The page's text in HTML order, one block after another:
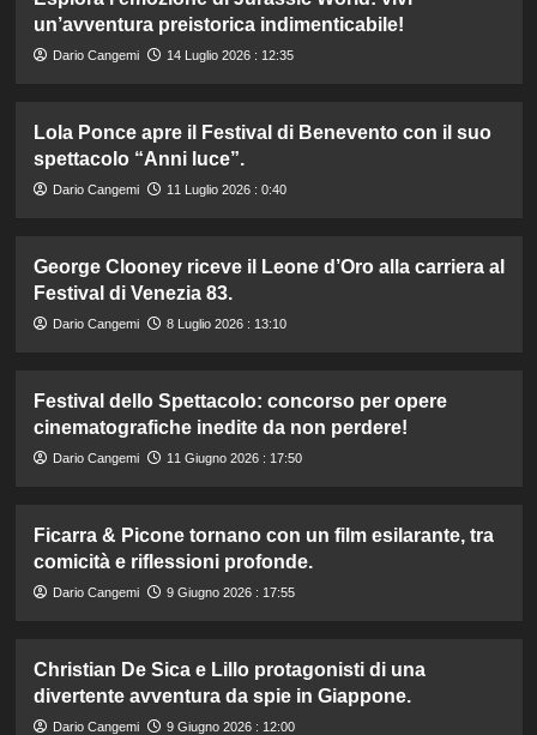
un’avventura preistorica indimenticabile!
Dario Cangemi 14 Luglio 2026 : 12:35
Lola Ponce apre il Festival di Benevento con il suo
spettacolo “Anni luce”.
Dario Cangemi 11 Luglio 2026 : 0:40
George Clooney riceve il Leone d’Oro alla carriera al
Festival di Venezia 83.
Dario Cangemi 8 Luglio 2026 : 13:10
Festival dello Spettacolo: concorso per opere
cinematografiche inedite da non perdere!
Dario Cangemi 11 Giugno 2026 : 17:50
Ficarra & Picone tornano con un film esilarante, tra
comicità e riflessioni profonde.
Dario Cangemi 9 Giugno 2026 : 17:55
Christian De Sica e Lillo protagonisti di una
divertente avventura da spie in Giappone.
Dario Cangemi 9 Giugno 2026 : 12:00